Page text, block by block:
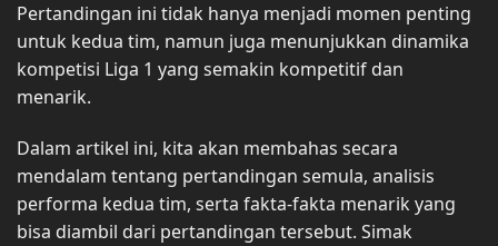
Pertandingan ini tidak hanya menjadi momen penting
untuk kedua tim, namun juga menunjukkan dinamika
kompetisi Liga 1 yang semakin kompetitif dan
menarik.
Dalam artikel ini, kita akan membahas secara
mendalam tentang pertandingan semula, analisis
performa kedua tim, serta fakta-fakta menarik yang
bisa diambil dari pertandingan tersebut. Simak